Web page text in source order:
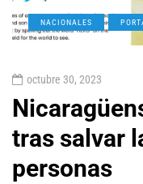
NACIONALES
octubre 30, 2023
tras salvar
personas